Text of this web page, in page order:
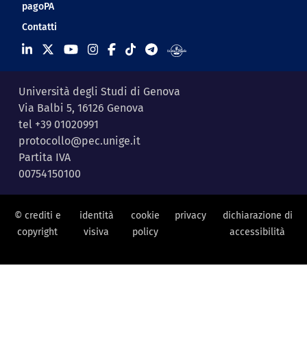
pagoPA
Contatti
Università degli Studi di Genova
Via Balbi 5, 16126 Genova
tel +39 01020991
protocollo@pec.unige.it
Partita IVA
00754150100
© crediti e
copyright
identità
visiva
cookie
policy
privacy
dichiarazione di
accessibilità